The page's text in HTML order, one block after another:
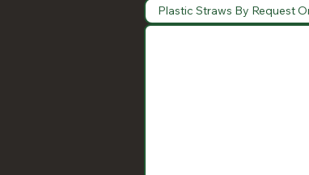
Plastic Straws By Request